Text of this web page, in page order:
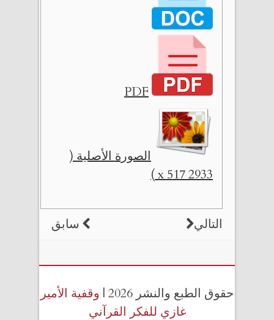
PDF
الصورة الأصلية (
2933 x 517 )
سابق التالي
حقوق الطبع والنشر 2026 |
وقفية الأمير
غازي للفكر القرآني